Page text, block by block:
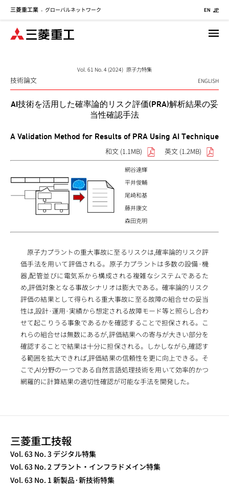
三菱重工業 - グローバルネットワーク EN JP
Vol. 61 No. 4 (2024) 原子力特集
技術論文 ENGLISH
AI技術を活用した確率論的リスク評価(PRA)解析結果の妥
当性確認手法
A Validation Method for Results of PRA Using AI Technique
和文 (1.1MB)
英文 (1.2MB)
網谷達輝
平井俊輔
尾崎和基
藤井康文
森田克明
原子力プラントの重大事故に至るリスクは,確率論的リスク評
価手法を用いて評価される。原子力プラントは多数の設備·機
器,配管並びに電気系から構成される複雑なシステムであるた
め,評価対象となる事故シナリオは膨大である。確率論的リスク
評価の結果として得られる重大事故に至る故障の組合せの妥当
性は,設計·運用·実績から想定される故障モード等と照らし合わ
せて起こりうる事象であるかを確認することで担保される。こ
れらの組合せは無数にあるが,評価結果への寄与が大きい部分を
確認することで結果は十分に担保される。しかしながら,確認す
る範囲を拡大できれば,評価結果の信頼性を更に向上できる。そ
こで,AI分野の一つである自然言語処理技術を用いて効率的かつ
網羅的に計算結果の適切性確認が可能な手法を開発した。
三菱重工技報
TECHNICAL REVIEW
Vol. 63 No. 3 デジタル特集
Vol. 63 No. 2 プラント・インフラドメイン特集
Vol. 63 No. 1 新製品·新技術特集